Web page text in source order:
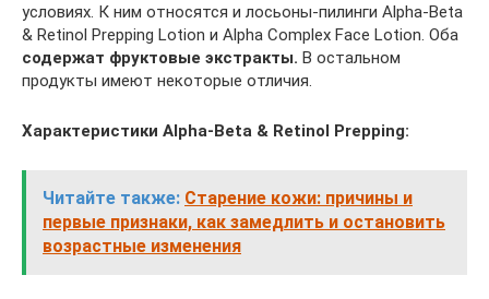
условиях. К ним относятся и лосьоны-пилинги Alpha-Beta
& Retinol Prepping Lotion и Alpha Complex Face Lotion. Оба
содержат фруктовые экстракты. В остальном
продукты имеют некоторые отличия.
Характеристики Alpha-Beta & Retinol Prepping:
Читайте также: Старение кожи: причины и
первые признаки, как замедлить и остановить
возрастные изменения